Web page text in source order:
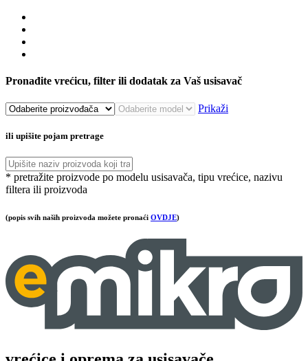
Pronađite vrećicu, filter ili dodatak za Vaš usisavač
Prikaži
ili upišite pojam pretrage
* pretražite proizvode po modelu usisavača, tipu vrećice, nazivu
filtera ili proizvoda
(popis svih naših proizvoda možete pronaći OVDJE)